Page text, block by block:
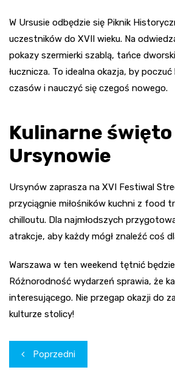
W Ursusie odbędzie się Piknik
uczestników do XVII wieku. Na
pokazy szermierki szablą, tańce
łucznicza. To idealna okazja, by
czasów i nauczyć się czegoś nowego.
Kulinarne święto
Ursynowie
Ursynów zaprasza na XVI Festiwal
przyciągnie miłośników kuchni z food
chilloutu. Dla najmłodszych
atrakcje, aby każdy mógł znaleźć coś
Warszawa w ten weekend tętnić
Różnorodność wydarzeń sprawia, że
interesującego. Nie przegap okazji do
kulturze stolicy!
Nawigacja
Poprzedni